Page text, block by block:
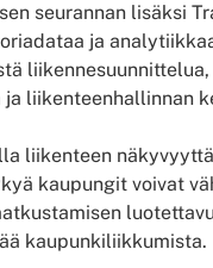
seurannan lisäksi
ja
liikenteenhallinnan
liikenteen
kaupungit voivat
kaupunkiliikkumista.